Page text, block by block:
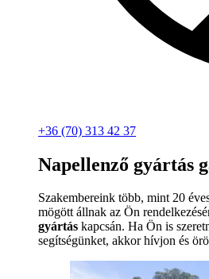
+36 (70) 313 42 37
Napellenző gyártás
Szakembereink több, mint 20
mögött állnak az Ön
gyártás kapcsán. Ha Ön is
segítségünket, akkor hívjon és